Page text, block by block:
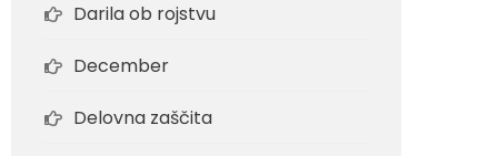
Darila ob rojstvu
December
Delovna zaščita